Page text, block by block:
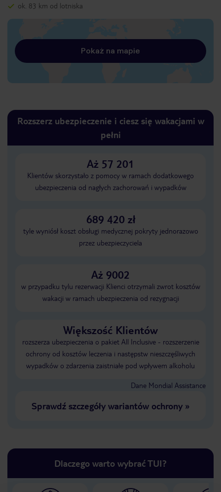
ok. 83 km od lotniska
Pokaż na mapie
Rozszerz ubezpieczenie i ciesz się wakacjami w
pełni
Aż 57 201
Klientów skorzystało z pomocy w ramach dodatkowego
ubezpieczenia od nagłych zachorowań i wypadków
689 420 zł
tyle wyniósł koszt obsługi medycznej pokryty jednorazowo
przez ubezpieczyciela
Aż 9002
w przypadku tylu rezerwacji Klienci otrzymali zwrot kosztów
wakacji w ramach ubezpieczenia od rezygnacji
Większość Klientów
rozszerza ubezpieczenia o pakiet All Inclusive - rozszerzenie
ochrony od kosztów leczenia i następstw nieszczęśliwych
wypadków o zdarzenia zaistniałe pod wpływem alkoholu
Dane Mondial Assistance
Sprawdź szczegóły wariantów ochrony»
Dlaczego warto wybrać TUI?